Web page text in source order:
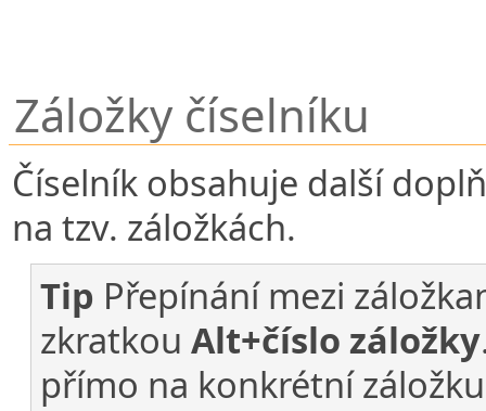
Záložky číselníku
Číselník obsahuje další
na tzv. záložkách.
Tip Přepínání mezi
zkratkouAlt+číslo záložky
přímo na konkrétní